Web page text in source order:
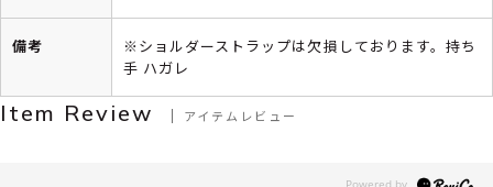
備考
※ショルダーストラップは欠損しております。持ち
手 ハガレ
Item Review アイテムレビュー